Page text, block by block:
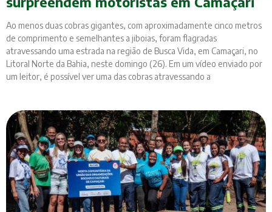
Ao menos duas cobras gigantes, com aproximadamente cinco metros
de comprimento e semelhantes a jiboias, foram flagradas
atravessando uma estrada na região de Busca Vida, em Camaçari, no
Litoral Norte da Bahia, neste domingo (26). Em um vídeo enviado por
um leitor, é possível ver uma das cobras atravessando a